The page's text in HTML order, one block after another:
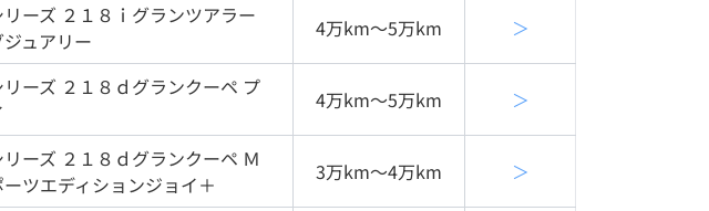
リーズ ２１８ｉグランツアラー
ジュアリー
4万km〜5万km ＞
リーズ ２１８ｄグランクーペ プ
4万km〜5万km ＞
リーズ ２１８ｄグランクーペ Ｍ
ツエディションジョイ＋
3万km〜4万km ＞